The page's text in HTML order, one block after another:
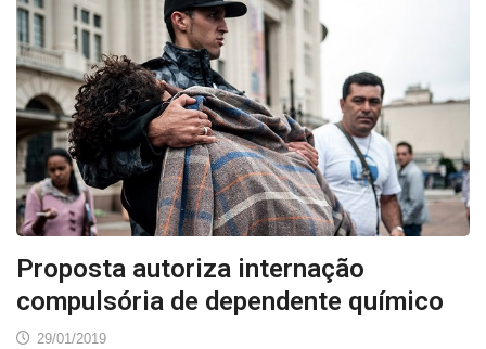
Proposta autoriza internação
compulsória de dependente químico
29/01/2019